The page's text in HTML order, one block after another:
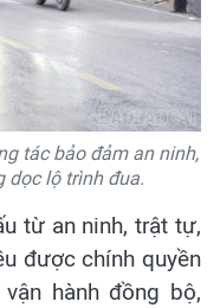
tác bảo đảm an ninh,
dọc lộ trình đua.
từ an ninh, trật tự,
được chính quyền
hành đồng bộ,